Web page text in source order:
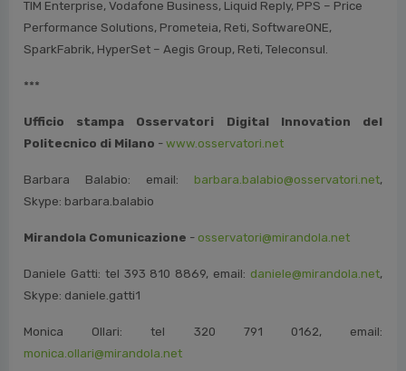
*L'edizione 2024-25 dell'Osservatorio Cloud Transformation
realizzata con il patrocinio di Anitec-Assinform, ASSINTEL
Associazione Nazionale Imprese ICT, AssoSoftware e in
Cloud, CAST Italia, Deloitte, Devoteam-Netgroup, Engineering
Ingegneria Informatica, EY, ICSC – IFAB, Storm Reply, Syneto,
Performance Solutions, Prometeia, Reti, SoftwareONE,
SparkFabrik, HyperSet – Aegis Group, Reti, Teleconsul.
Ufficio stampa Osservatori Digital Innovation del
Politecnico di Milano
Skype: barbara.balabio